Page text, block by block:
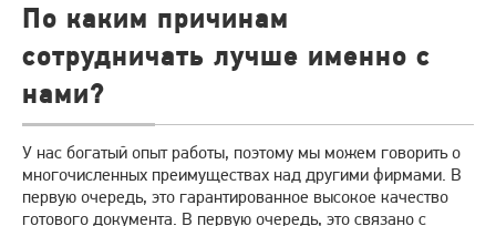
По каким причинам
сотрудничать лучше именно с
нами?
У нас богатый опыт работы, поэтому мы можем говорить о
многочисленных преимуществах над другими фирмами. В
первую очередь, это гарантированное высокое качество
готового документа. В первую очередь, это связано с